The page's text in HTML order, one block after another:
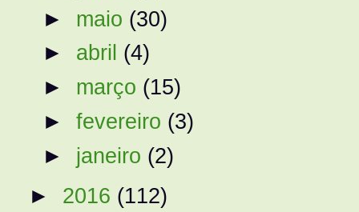
► maio (30)
► abril (4)
► março (15)
►fevereiro (3)
► janeiro (2)
► 2016 (112)